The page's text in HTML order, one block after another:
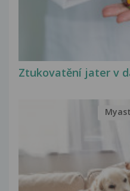
Ztukovatění jater v